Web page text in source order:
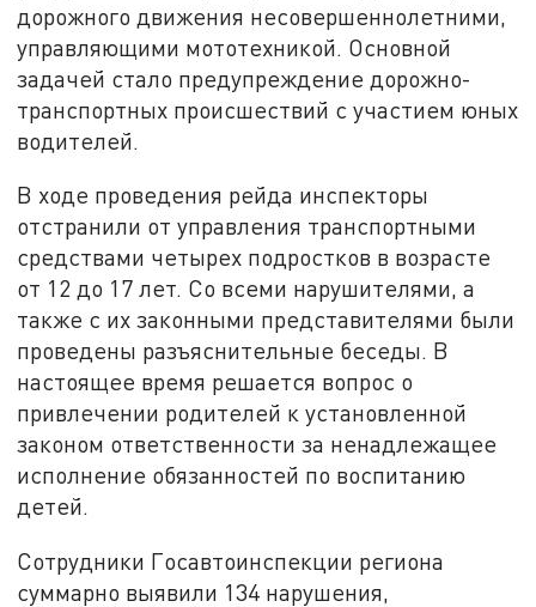
дорожного движения несовершеннолетними,
управляющими мототехникой. Основной
задачей стало предупреждение дорожно-
транспортных происшествий с участием юных
водителей.
В ходе проведения рейда инспекторы
отстранили от управления транспортными
средствами четырех подростков в возрасте
от 12 до 17 лет. Со всеми нарушителями, а
также с их законными представителями были
проведены разъяснительные беседы. В
настоящее время решается вопрос о
привлечении родителей к установленной
законом ответственности за ненадлежащее
исполнение обязанностей по воспитанию
детей.
Сотрудники Госавтоинспекции региона
суммарно выявили 134 нарушения,